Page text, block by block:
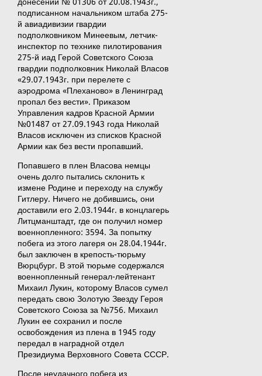
подписанном начальником штаба 275-
й авиадивизии гвардии
подполковником Минеевым, летчик-
инспектор по технике пилотирования
275-й иад Герой Советского Союза
гвардии подполковник Николай Власов
«29.07.1943г. при перелете с
аэродрома «Плеханово» в Ленинград
пропал без вести». Приказом
Управления кадров Красной Армии
№01487 от 27.09.1943 года Николай
Власов исключен из списков Красной
Армии как без вести пропавший.
Попавшего в плен Власова немцы
очень долго пытались склонить к
измене Родине и переходу на службу
Гитлеру. Ничего не добившись, они
доставили его 2.03.1944г. в концлагерь
Литцманштадт, где он получил номер
военнопленного: 3594. За попытку
побега из этого лагеря он 28.04.1944г.
был заключен в крепость-тюрьму
Вюрцбург. В этой тюрьме содержался
военнопленный генерал-лейтенант
Михаил Лукин, которому Власов сумел
передать свою Золотую Звезду Героя
Советского Союза за №756. Михаил
Лукин ее сохранил и после
освобождения из плена в 1945 году
передал в наградной отдел
Президиума Верховного Совета СССР.
После неудачного побега из